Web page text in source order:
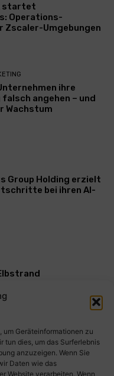
Geräteinformationen zu
tun dies, um das Surferlebnis
anzuzeigen. Wenn Sie
Daten wie das
Website verarbeiten. Wenn
startet
Operations-
Umgebungen
ihre
angehen – und
Wachstum
Group Holding erzielt
bei ihren AI-